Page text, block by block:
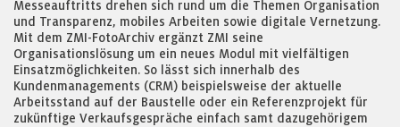
Messeauftritts drehen sich rund um die Themen Organisation
und Transparenz, mobiles Arbeiten sowie digitale Vernetzung.
Mit dem ZMI-FotoArchiv ergänzt ZMI seine
Organisationslösung um ein neues Modul mit vielfältigen
Einsatzmöglichkeiten. So lässt sich innerhalb des
Kundenmanagements (CRM) beispielsweise der aktuelle
Arbeitsstand auf der Baustelle oder ein Referenzprojekt für
zukünftige Verkaufsgespräche einfach samt dazugehörigem